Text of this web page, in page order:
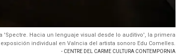
'Spectre. Hacia un lenguaje visual desde lo auditivo', la primera
exposición individual en Valncia del artista sonoro Edu Comelles.
- CENTRE DEL CARME CULTURA CONTEMPORNIA